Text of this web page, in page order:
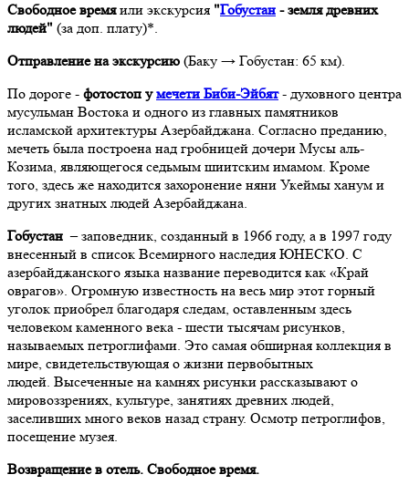
Свободное времяили экскурсия "Гобустан - земля древних
людей" (за доп. плату)*.
Отправление на экскурсию (Баку → Гобустан: 65 км).
По дороге - фотостоп умечети Биби-Эйбят- духовного центра
мусульман Востока и одного из главных памятников
исламской архитектуры Азербайджана. Согласно преданию,
мечеть была построена над гробницей дочери Мусы аль-
Козима, являющегося седьмым шиитским имамом. Кроме
того, здесь же находится захоронение няни Укеймы ханум и
других знатных людей Азербайджана.
Гобустан – заповедник, созданный в 1966 году, а в 1997 году
внесенный в список Всемирного наследия ЮНЕСКО. С
азербайджанского языка название переводится как «Край
оврагов». Огромную известность на весь мир этот горный
уголок приобрел благодаря следам, оставленным здесь
человеком каменного века - шести тысячам рисунков,
называемых петроглифами. Это самая обширная коллекция в
мире, свидетельствующая о жизни первобытных
людей. Высеченные на камнях рисунки рассказывают о
мировоззрениях, культуре, занятиях древних людей,
заселивших много веков назад страну. Осмотр петроглифов,
посещение музея.
Возвращение в отель. Свободное время.